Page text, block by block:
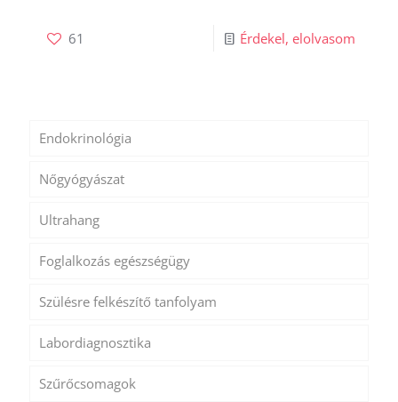
61 Érdekel, elolvasom
Endokrinológia
Nőgyógyászat
Ultrahang
Foglalkozás egészségügy
Szülésre felkészítő tanfolyam
Labordiagnosztika
Szűrőcsomagok